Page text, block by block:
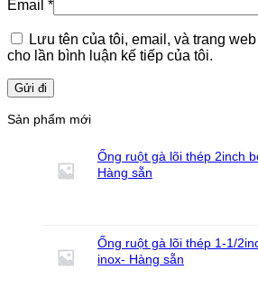
Email *
Lưu tên của tôi, email, và trang
cho lần bình luận kế tiếp của tôi.
Sản phẩm mới
Ống ruột gà lõi thép 2inch
Hàng sẵn
Ống ruột gà lõi thép 1-1/
inox- Hàng sẵn